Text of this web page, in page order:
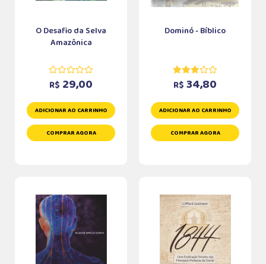
O Desafio da Selva
Amazônica
R$ 29,00
ADICIONAR AO CARRINHO
COMPRAR AGORA
Dominó - Bíblico
R$ 34,80
ADICIONAR AO CARRINHO
COMPRAR AGORA